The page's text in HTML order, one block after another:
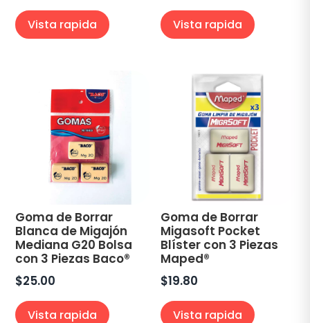
Vista rapida Vista rapida
Goma de Borrar
Blanca de Migajón
Mediana G20 Bolsa
con 3 Piezas Baco®
$25.00
Vista rapida
Goma de Borrar
Migasoft Pocket
Blíster con 3 Piezas
Maped®
$19.80
Vista rapida